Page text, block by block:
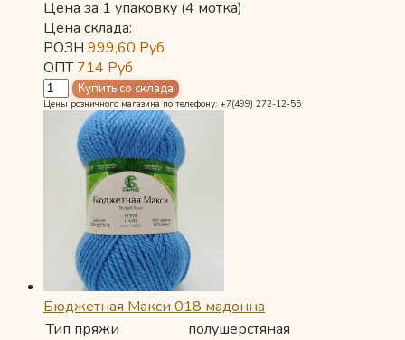
Цена за 1 упаковку (4 мотка)
Цена склада:
РОЗН 999,60 Руб
ОПТ714 Руб
Цены розничного магазина по телефону: +7(499) 272-12-55
Бюджетная Макси 018 мадонна
Тип пряжи
полушерстяная